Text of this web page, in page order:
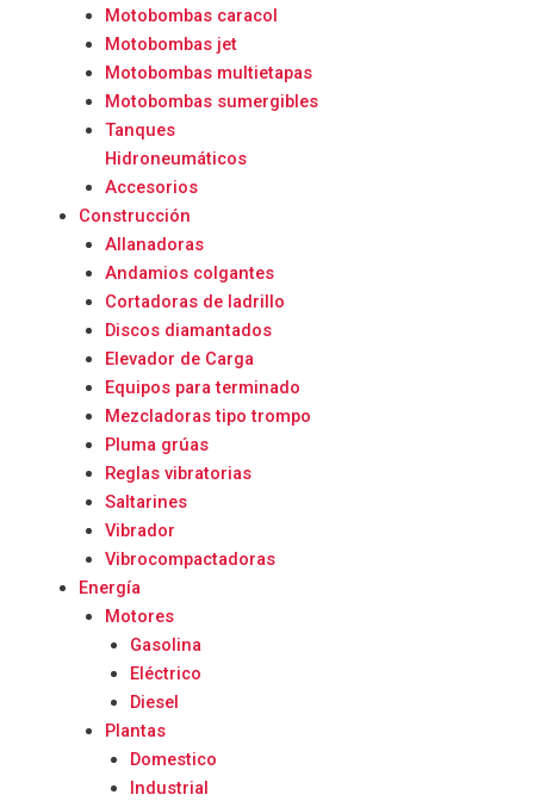
Motobombas caracol
Motobombas jet
Motobombas multietapas
Motobombas sumergibles
Tanques
Hidroneumáticos
Accesorios
Construcción
Allanadoras
Andamios colgantes
Cortadoras de ladrillo
Discos diamantados
Elevador de Carga
Equipos para terminado
Mezcladoras tipo trompo
Pluma grúas
Reglas vibratorias
Saltarines
Vibrador
Vibrocompactadoras
Energía
Motores
Gasolina
Eléctrico
Diesel
Plantas
Domestico
Industrial